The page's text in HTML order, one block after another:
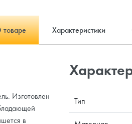
Характеристики
Изготовлен
в
Тип